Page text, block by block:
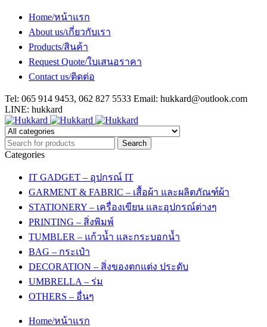
Home/หน้าแรก
About us/เกี่ยวกับเรา
Products/สินค้า
Request Quote/ใบเสนอราคา
Contact us/ติดต่อ
Tel: 065 914 9453, 062 827 5533 Email: hukkard@outlook.com
LINE: hukkard
Categories
IT GADGET – อุปกรณ์ IT
GARMENT & FABRIC – เสื้อผ้า และผลิตภัณฑ์ผ้า
STATIONERY – เครื่องเขียน และอุปกรณ์ต่างๆ
PRINTING – สิ่งพิมพ์
TUMBLER – แก้วน้ำ และกระบอกน้ำ
BAG – กระเป๋า
DECORATION – สิ่งของตกแต่ง ประดับ
UMBRELLA – ร่ม
OTHERS – อื่นๆ
Home/หน้าแรก